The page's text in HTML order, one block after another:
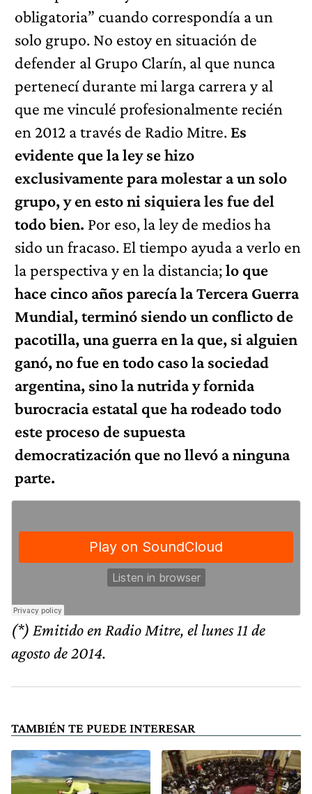
obligatoria” cuando correspondía a un
solo grupo. No estoy en situación de
defender al Grupo Clarín, al que nunca
pertenecí durante mi larga carrera y al
que me vinculé profesionalmente recién
en 2012 a través de Radio Mitre. Es
evidente que la ley se hizo
exclusivamente para molestar a un solo
grupo, y en esto ni siquiera les fue del
todo bien. Por eso, la ley de medios ha
sido un fracaso. El tiempo ayuda a verlo en
la perspectiva y en la distancia;lo que
hace cinco años parecía la Tercera Guerra
Mundial, terminó siendo un conflicto de
pacotilla, una guerra en la que, si alguien
ganó, no fue en todo caso la sociedad
argentina, sino la nutrida y fornida
burocracia estatal que ha rodeado todo
este proceso de supuesta
democratización que no llevó a ninguna
parte.
(*) Emitido en Radio Mitre, el lunes 11 de
agosto de 2014.
TAMBIÉN TE PUEDE INTERESAR